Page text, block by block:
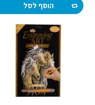
הוסף לסל